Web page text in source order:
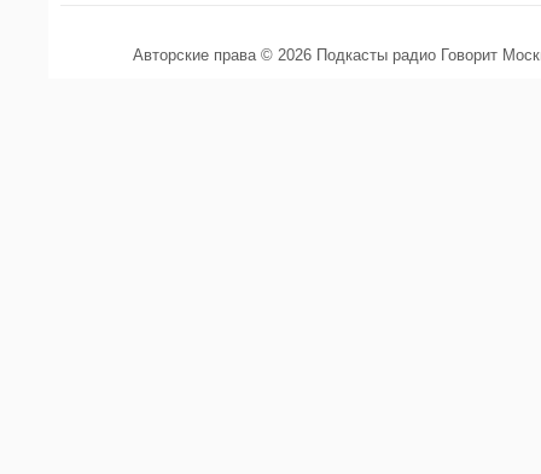
Авторские права © 2026 Подкасты радио Говорит